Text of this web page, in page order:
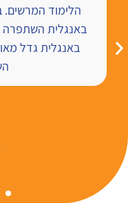
הלימוד המרשים.
באנגלית השתפרה
באנגלית גדל